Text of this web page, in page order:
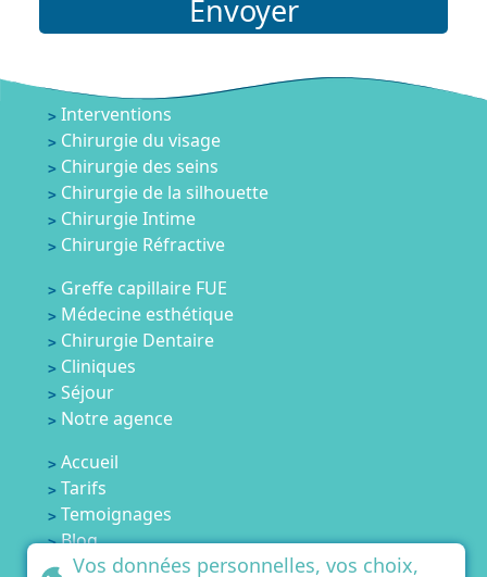
Envoyer
Interventions
Chirurgie du visage
Chirurgie des seins
Chirurgie de la silhouette
Chirurgie Intime
Chirurgie Réfractive
Greffe capillaire FUE
Médecine esthétique
Chirurgie Dentaire
Cliniques
Séjour
Notre agence
Accueil
Tarifs
Temoignages
Blog
Contactez-nous
Vos données personnelles, vos choix,